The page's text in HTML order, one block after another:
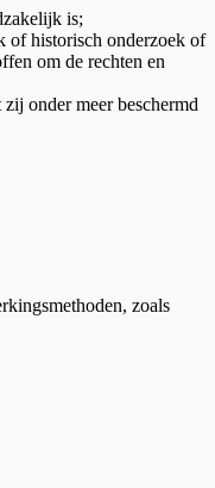
is;
of historisch onderzoek of
om de rechten en
onder meer beschermd
zoals